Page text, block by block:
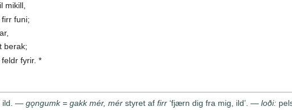
mikill,
funi;
berak;
fyrir. *
ild. — gǫngumk = gakk mér, mér styret af firr ‘fjærn dig fra mig, ild’. — loði: